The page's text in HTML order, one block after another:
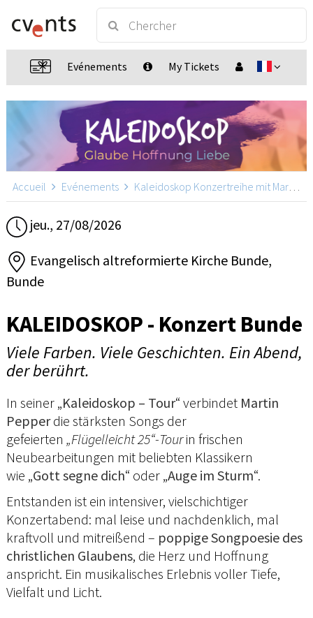
Evénements My Tickets
Accueil Evénements Kaleidoskop Konzertreihe mit Martin Pepper
jeu., 27/08/2026
Evangelisch altreformierte Kirche Bunde,
Bunde
KALEIDOSKOP - Konzert Bunde
Viele Farben. Viele Geschichten. Ein Abend,
der berührt.
In seiner „Kaleidoskop – Tour“ verbindet Martin
Pepperdie stärksten Songs der
gefeierten „Flügelleicht 25“-Tourin frischen
Neubearbeitungen mit beliebten Klassikern
wie „Gott segne dich“ oder „Auge im Sturm“.
Entstanden ist ein intensiver, vielschichtiger
Konzertabend: mal leise und nachdenklich, mal
kraftvoll und mitreißend – poppige Songpoesie des
christlichen Glaubens, die Herz und Hoffnung
anspricht. Ein musikalisches Erlebnis voller Tiefe,
Vielfalt und Licht.